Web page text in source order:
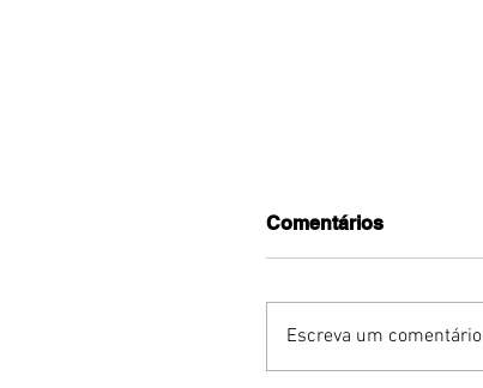
Comentários
Escreva um comentário